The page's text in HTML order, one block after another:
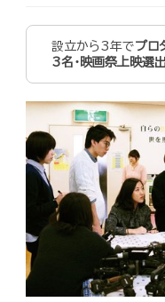
設立から3年でプロ
3名・映画祭上映選